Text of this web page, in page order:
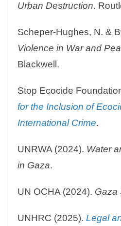
Urban Destruction.
Scheper-Hughes, N. &
Violence in War and
Blackwell.
Stop Ecocide
for the Inclusion of
International Crime.
UNRWA (2024). Water
in Gaza.
UN OCHA (2024). Gaza
UNHRC (2025). Legal